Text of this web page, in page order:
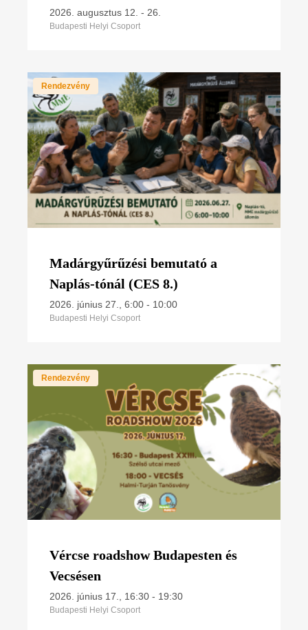
2026. augusztus 12. - 26.
Budapesti Helyi Csoport
Rendezvény
Madárgyűrűzési bemutató a
Naplás-tónál (CES 8.)
2026. június 27., 6:00 - 10:00
Budapesti Helyi Csoport
Rendezvény
Vércse roadshow Budapesten és
Vecsésen
2026. június 17., 16:30 - 19:30
Budapesti Helyi Csoport